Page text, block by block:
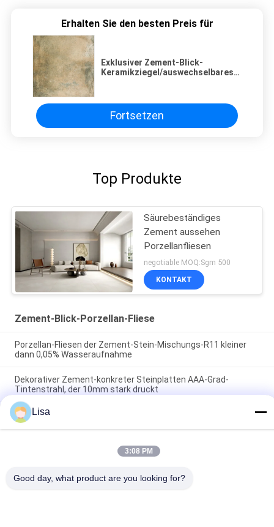
Erhalten Sie den besten Preis für
Exklusiver Zement-Blick-
Keramikziegel/auswechselbares
Fortsetzen
Top Produkte
Säurebeständiges
Zement aussehen
Porzellanfliesen
negotiable MOQ:Sgm 500
KONTAKT
Zement-Blick-Porzellan-Fliese
Porzellan-Fliesen der Zement-Stein-Mischungs-R11 kleiner
dann 0,05% Wasseraufnahme
Dekorativer Zement-konkreter Steinplatten AAA-Grad-
Tintenstrahl, der 10mm stark druckt
Bakterielles Zement-Blick-Porzellan-Fliesen-Antigelb-
versehentlicher Farbton
Beliebte Kategorien
Lisa
3:08 PM
Good day, what product are you looking for?